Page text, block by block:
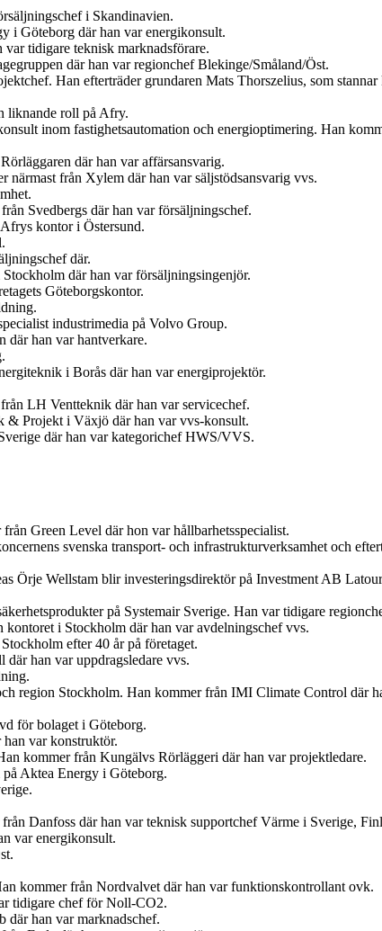
i Skandinavien.
i Göteborg där han var energikonsult.
tidigare teknisk marknadsförare.
där han var regionchef Blekinge/Småland/Öst.
Han efterträder grundaren Mats Thorszelius, som
liknande roll på Afry.
inom fastighetsautomation och energioptimering. Han
där han var affärsansvarig.
från Xylem där han var säljstödsansvarig vvs.
Svedbergs där han var försäljningschef.
kontor i Östersund.
där.
där han var försäljningsingenjör.
Göteborgskontor.
industrimedia på Volvo Group.
där han var hantverkare.
i Borås där han var energiprojektör.
LH Ventteknik där han var servicechef.
& Projekt i Växjö där han var vvs-konsult.
där han var kategorichef HWS/VVS.
Green Level där hon var hållbarhetsspecialist.
svenska transport- och infrastrukturverksamhet och
Örje Wellstam blir investeringsdirektör på Investment AB
på Systemair Sverige. Han var tidigare
i Stockholm där han var avdelningschef vvs.
efter 40 år på företaget.
han var uppdragsledare vvs.
region Stockholm. Han kommer från IMI Climate Control där
för bolaget i Göteborg.
var konstruktör.
kommer från Kungälvs Rörläggeri där han var projektledare.
Aktea Energy i Göteborg.
Danfoss där han var teknisk supportchef Värme i Sverige,
var energikonsult.
kommer från Nordvalvet där han var funktionskontrollant ovk.
tidigare chef för Noll-CO2.
han var marknadschef.